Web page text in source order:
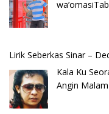
Lirik Seberkas Sinar –
Kala Ku
Angin